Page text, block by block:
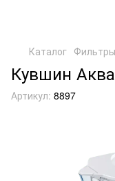
Каталог
Кувшин
Артикул: 8897